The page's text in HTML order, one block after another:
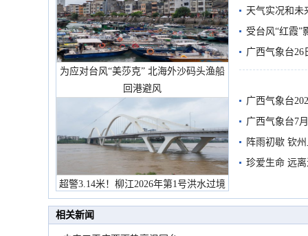
为应对台风“美莎克” 北海外沙码头渔船
回港避风
超警3.14米！柳江2026年第1号洪水过境
市民在堤岸见证汛况
天气实况和未
受台风“红霞”
有较强降雨
广西气象台26
广西气象台
预警
广西气象台7
阵雨初歇 钦
珍爱生命 远
相关新闻